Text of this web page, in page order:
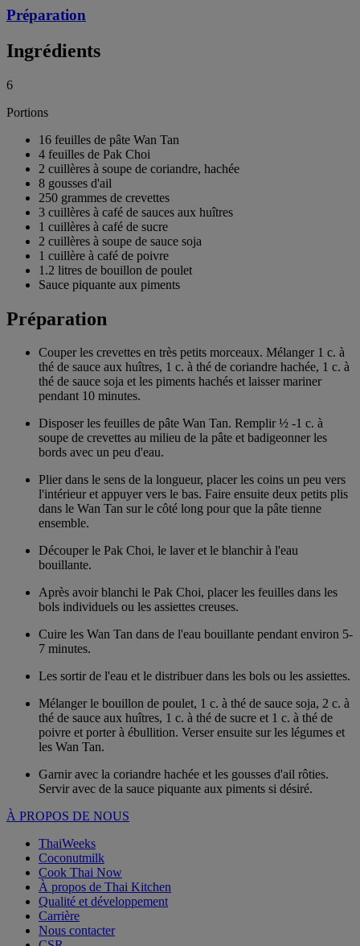
Préparation
Ingrédients
6
Portions
16 feuilles de pâte Wan Tan
4 feuilles de Pak Choi
2 cuillères à soupe de coriandre, hachée
8 gousses d'ail
250 grammes de crevettes
3 cuillères à café de sauces aux huîtres
1 cuillères à café de sucre
2 cuillères à soupe de sauce soja
1 cuillère à café de poivre
1.2 litres de bouillon de poulet
Sauce piquante aux piments
Préparation
Couper les crevettes en très petits morceaux. Mélanger 1 c. à
thé de sauce aux huîtres, 1 c. à thé de coriandre hachée, 1 c. à
thé de sauce soja et les piments hachés et laisser mariner
pendant 10 minutes.
Disposer les feuilles de pâte Wan Tan. Remplir ½ -1 c. à
soupe de crevettes au milieu de la pâte et badigeonner les
bords avec un peu d'eau.
Plier dans le sens de la longueur, placer les coins un peu vers
l'intérieur et appuyer vers le bas. Faire ensuite deux petits plis
dans le Wan Tan sur le côté long pour que la pâte tienne
ensemble.
Découper le Pak Choi, le laver et le blanchir à l'eau
bouillante.
Après avoir blanchi le Pak Choi, placer les feuilles dans les
bols individuels ou les assiettes creuses.
Cuire les Wan Tan dans de l'eau bouillante pendant environ 5-
7 minutes.
Les sortir de l'eau et le distribuer dans les bols ou les assiettes.
Mélanger le bouillon de poulet, 1 c. à thé de sauce soja, 2 c. à
thé de sauce aux huîtres, 1 c. à thé de sucre et 1 c. à thé de
poivre et porter à ébullition. Verser ensuite sur les légumes et
les Wan Tan.
Garnir avec la coriandre hachée et les gousses d'ail rôties.
Servir avec de la sauce piquante aux piments si désiré.
À PROPOS DE NOUS
ThaiWeeks
Coconutmilk
Cook Thai Now
À propos de Thai Kitchen
Qualité et développement
Carrière
Nous contacter